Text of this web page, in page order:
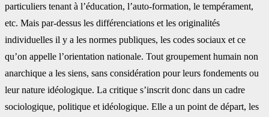
particuliers tenant à l’éducation, l’auto-formation, le tempérament,
etc. Mais par-dessus les différenciations et les originalités
individuelles il y a les normes publiques, les codes sociaux et ce
qu’on appelle l’orientation nationale. Tout groupement humain non
anarchique a les siens, sans considération pour leurs fondements ou
leur nature idéologique. La critique s’inscrit donc dans un cadre
sociologique, politique et idéologique. Elle a un point de départ, les